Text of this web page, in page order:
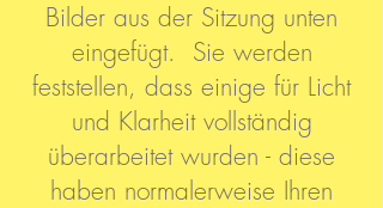
Bilder aus der Sitzung unten
eingefügt. Sie werden
feststellen, dass einige für Licht
und Klarheit vollständig
überarbeitet wurden - diese
haben normalerweise Ihren